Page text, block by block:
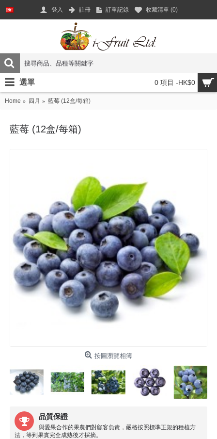
登入 註冊 訂單記錄 收藏清單 (0)
0 項目 -HK$0
選單
Home 四月 藍莓 (12盒/每箱)
藍莓 (12盒/每箱)
按圖瀏覽相簿
品質保證
與愛果合作的果農們對顧客負責，嚴格按照標準正規的種植方
法，等到果實完全成熟後才採摘。